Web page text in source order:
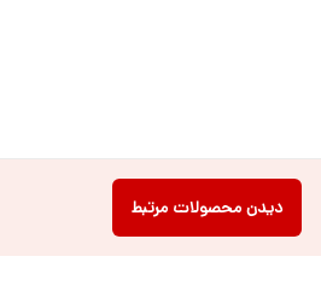
دیدن محصولات مرتبط